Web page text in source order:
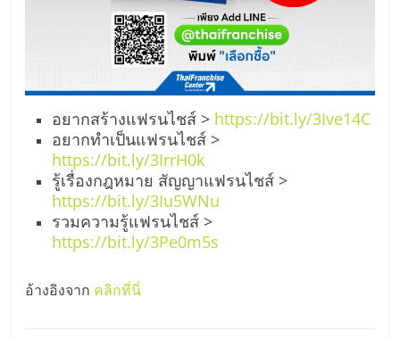
อยากสร้างแฟรนไชส์ > https://bit.ly/3Ive14C
อยากทำเป็นแฟรนไชส์ >
https://bit.ly/3IrrH0k
รู้เรื่องกฎหมาย สัญญาแฟรนไชส์ >
https://bit.ly/3Iu5WNu
รวมความรู้แฟรนไชส์ >
https://bit.ly/3Pe0m5s
อ้างอิงจาก คลิกที่นี่